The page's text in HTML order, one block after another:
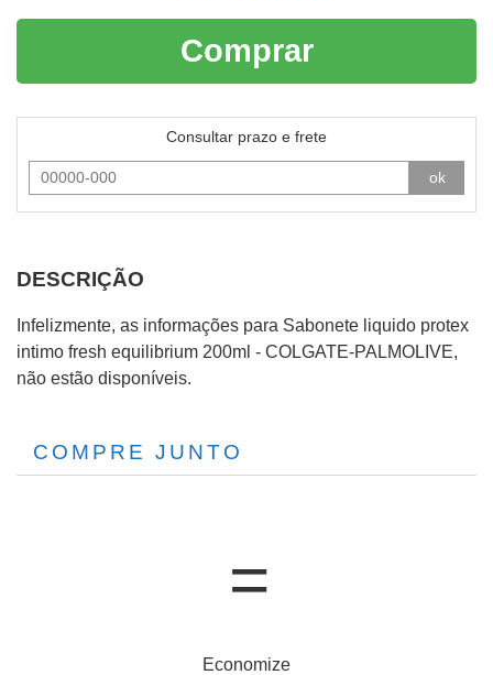
Comprar
Consultar prazo e frete
ok
DESCRIÇÃO
Infelizmente, as informações para Sabonete liquido protex
intimo fresh equilibrium 200ml - COLGATE-PALMOLIVE,
não estão disponíveis.
COMPRE JUNTO
Economize